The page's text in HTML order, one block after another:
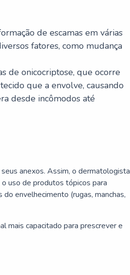
de escamas em várias
fatores, como mudança
de onicocriptose, que ocorre
que a envolve, causando
desde incômodos até
anexos. Assim, o dermatologista
uso de produtos tópicos para
envelhecimento (rugas, manchas,
mais capacitado para prescrever e